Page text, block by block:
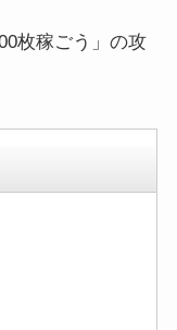
枚稼ごう」の攻